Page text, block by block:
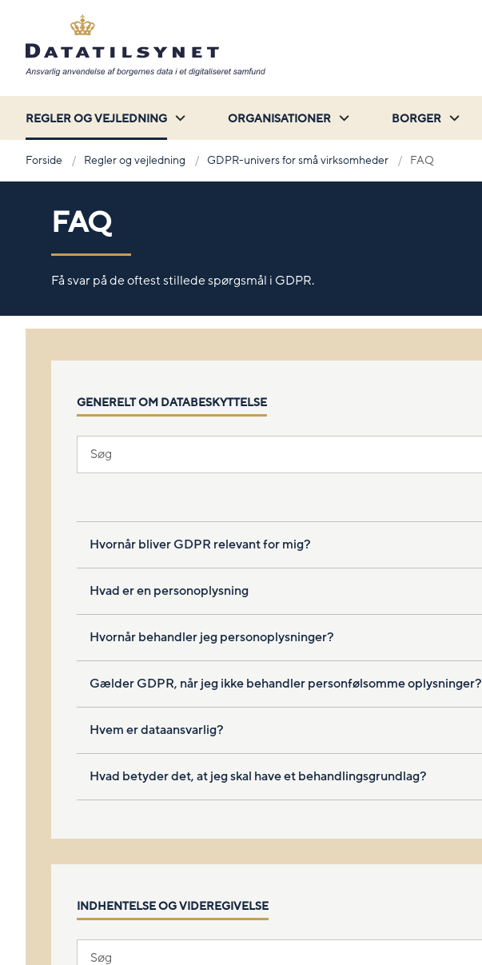
REGLER OG VEJLEDNING ORGANISATIONER BORGER
Forside Regler og vejledning GDPR-univers for små virksomheder FAQ
FAQ
Få svar på de oftest stillede spørgsmål i GDPR.
GENERELT OM DATABESKYTTELSE
Hvornår bliver GDPR relevant for mig?
Hvad er en personoplysning
Hvornår behandler jeg personoplysninger?
Gælder GDPR, når jeg ikke behandler personfølsomme oplysninger?
Hvem er dataansvarlig?
Hvad betyder det, at jeg skal have et behandlingsgrundlag?
INDHENTELSE OG VIDEREGIVELSE